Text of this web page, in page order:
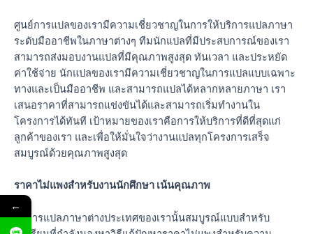
ศูนย์การแปลของเรามีความเชี่ยวชาญในการให้บริการแปลภาษา
ระดับมืออาชีพในภาษาต่างๆ ทีมนักแปลที่มีประสบการณ์ของเรา
สามารถส่งมอบงานแปลที่มีคุณภาพสูงสุด ทันเวลา และประหยัด
ค่าใช้จ่าย นักแปลของเรามีความเชี่ยวชาญในการแปลแบบเฉพาะ
ทางและเป็นมืออาชีพ และสามารถแปลได้หลากหลายภาษา เรา
เสนอราคาที่สามารถแข่งขันได้และสามารถเริ่มทำงานใน
โครงการได้ทันที เป้าหมายของเราคือการให้บริการที่ดีที่สุดแก่
ลูกค้าของเรา และเพื่อให้มั่นใจว่างานแปลทุกโครงการเสร็จ
สมบูรณ์ด้วยคุณภาพสูงสุด
ราคาไม่แพงสำหรับงานนักศึกษา เน้นคุณภาพ
บริการแปลภาษาต่างประเทศของเรานั้นสมบูรณ์แบบสำหรับ
←